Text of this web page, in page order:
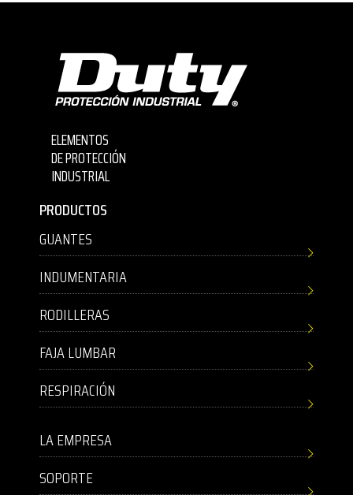
ELEMENTOS
DE PROTECCIÓN
INDUSTRIAL
PRODUCTOS
GUANTES
INDUMENTARIA
RODILLERAS
FAJA LUMBAR
RESPIRACIÓN
LA EMPRESA
SOPORTE